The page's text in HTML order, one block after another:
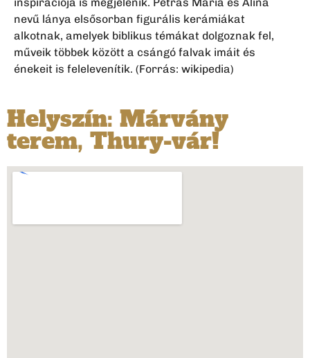
nevű lánya elsősorban figurális kerámiákat
alkotnak, amelyek biblikus témákat dolgoznak fel,
műveik többek között a csángó falvak imáit és
énekeit is felelevenítik. (Forrás: wikipedia)
Helyszín: Márvány
terem, Thury-vár!